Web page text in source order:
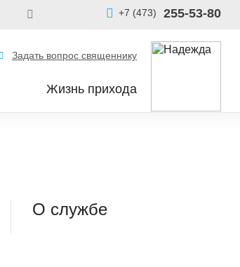
+7 (473) 255-53-80
Задать вопрос священнику
Жизнь прихода
О службе